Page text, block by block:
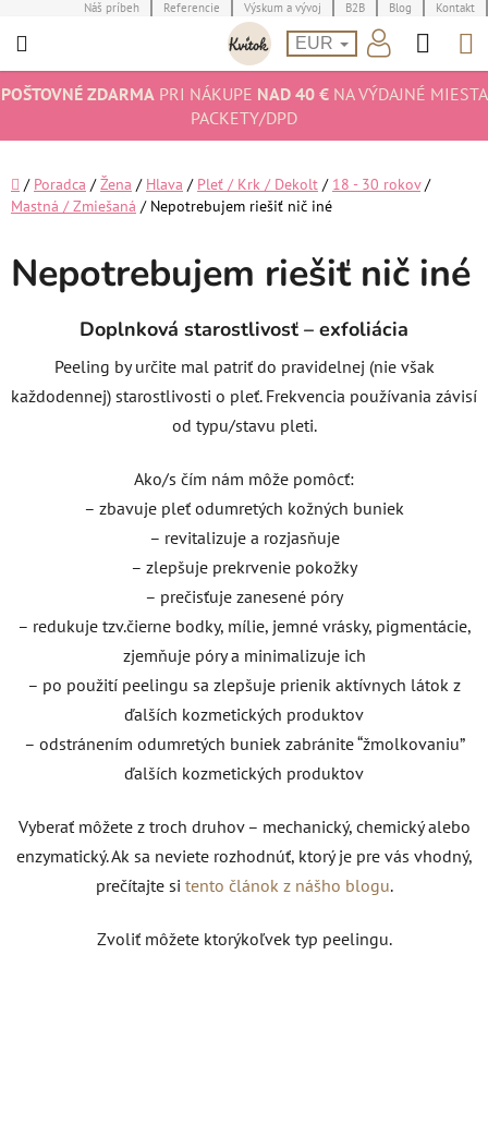
na
Náš príbeh Referencie Výskum a vývoj B2B Blog Kontakt
EUR
POŠTOVNÉ ZDARMAPRI NÁKUPE NAD 40 €NA VÝDAJNÉ MIESTA
PACKETY/DPD
Domov
/ Poradca / Žena / Hlava / Pleť / Krk / Dekolt / 18 - 30 rokov /
Mastná / Zmiešaná / Nepotrebujem riešiť nič iné
Nepotrebujem riešiť nič iné
Doplnková starostlivosť – exfoliácia
Peeling by určite mal patriť do pravidelnej (nie však
každodennej) starostlivosti o pleť. Frekvencia používania závisí
od typu/stavu pleti.
Ako/s čím nám môže pomôcť:
– zbavuje pleť odumretých kožných buniek
– revitalizuje a rozjasňuje
– zlepšuje prekrvenie pokožky
– prečisťuje zanesené póry
– redukuje tzv.čierne bodky, mílie, jemné vrásky, pigmentácie,
zjemňuje póry a minimalizuje ich
– po použití peelingu sa zlepšuje prienik aktívnych látok z
ďalších kozmetických produktov
– odstránením odumretých buniek zabránite “žmolkovaniu”
ďalších kozmetických produktov
Vyberať môžete z troch druhov – mechanický, chemický alebo
enzymatický. Ak sa neviete rozhodnúť, ktorý je pre vás vhodný,
prečítajte si tento článok z nášho blogu.
Zvoliť môžete ktorýkoľvek typ peelingu.